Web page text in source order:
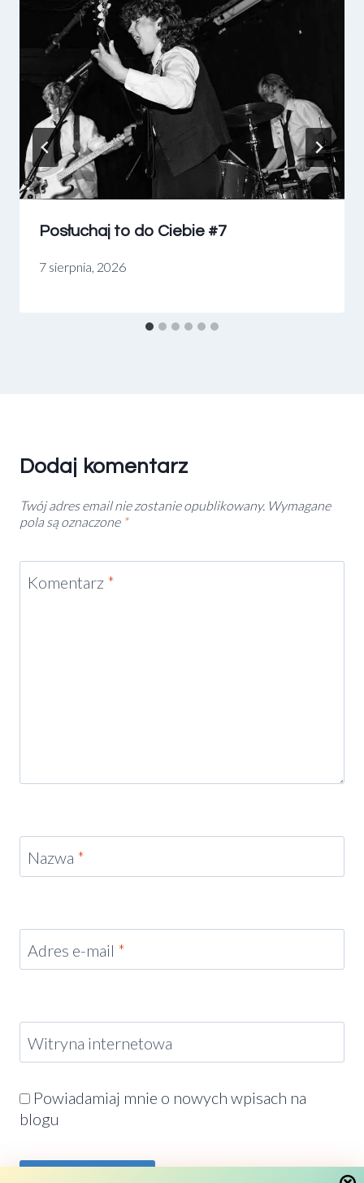
Posłuchaj to do Ciebie #7
7 sierpnia, 2026
Dodaj komentarz
Twój adres email nie zostanie opublikowany. Wymagane
pola są oznaczone *
Komentarz *
Nazwa *
Adres e-mail *
Witryna internetowa
Powiadamiaj mnie o nowych wpisach na
blogu